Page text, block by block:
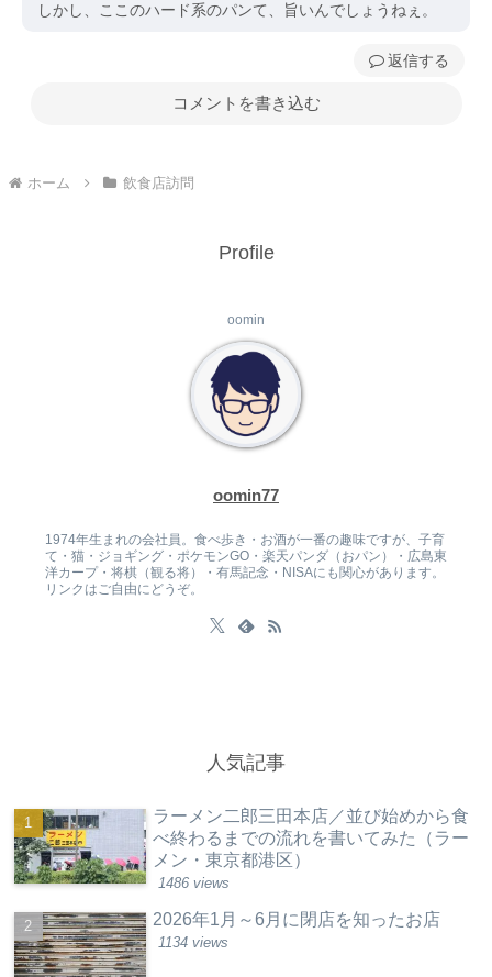
しかし、ここのハード系のパンて、旨いんでしょうねぇ。
返信
コメントを書き込む
ホーム 飲食店訪問
Profile
oomin
oomin77
1974年生まれの会社員。食べ歩き・お酒が一番の趣味ですが、子育
て・猫・ジョギング・ポケモンGO・楽天パンダ（おパン）・広島東
洋カープ・将棋（観る将）・有馬記念・NISAにも関心があります。
リンクはご自由にどうぞ。
人気記事
ラーメン二郎三田本店／並び始めから食
べ終わるまでの流れを書いてみた（ラー
メン・東京都港区）
1486 views
2026年1月～6月に閉店を知ったお店
1134 views